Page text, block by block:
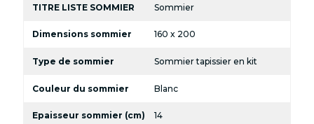
TITRE LISTE SOMMIER Sommier
Dimensions sommier 160 x 200
Type de sommier Sommier tapissier en kit
Couleur du sommier Blanc
Epaisseur sommier (cm) 14